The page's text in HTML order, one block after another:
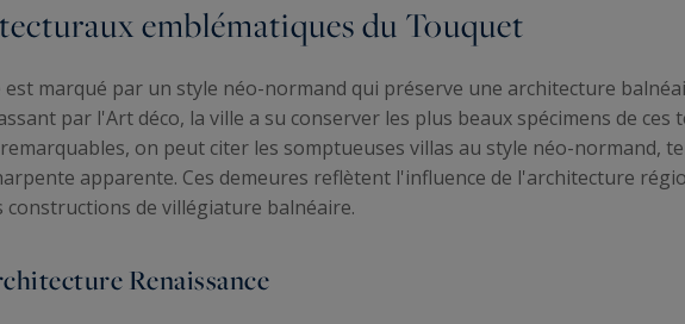
emblématiques du Touquet
marqué par un style néo-normand qui préserve une architecture
par l'Art déco, la ville a su conserver les plus beaux spécimens de ces
on peut citer les somptueuses villas au style néo-normand,
apparente. Ces demeures reflètent l'influence de l'architecture
constructions de villégiature balnéaire.
Renaissance